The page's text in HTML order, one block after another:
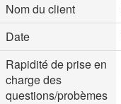
Nom du client
Date
Rapidité de prise en
charge des
questions/probèmes